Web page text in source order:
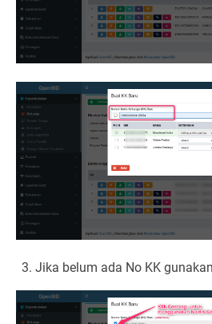
Jika belum ada No KK